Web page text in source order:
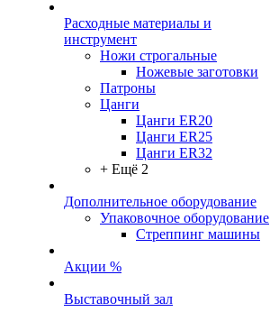
Расходные материалы и
инструмент
Ножи строгальные
Ножевые заготовки
Патроны
Цанги
Цанги ER20
Цанги ER25
Цанги ER32
+ Ещё 2
Дополнительное оборудование
Упаковочное оборудование
Стреппинг машины
Акции %
Выставочный зал